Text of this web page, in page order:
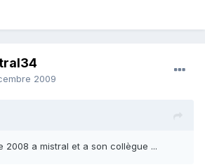
2009
2008 a mistral et a son collègue ...